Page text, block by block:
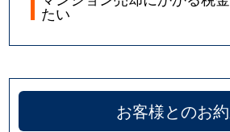
たい
お客様とのお